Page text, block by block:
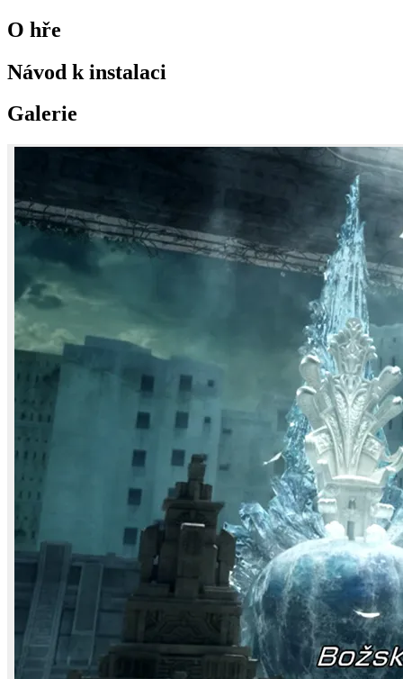
O hře
Návod k instalaci
Galerie